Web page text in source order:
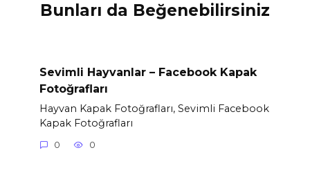
Bunları da Beğenebilirsiniz
Sevimli Hayvanlar – Facebook Kapak
Fotoğrafları
Hayvan Kapak Fotoğrafları, Sevimli Facebook
Kapak Fotoğrafları
0 0